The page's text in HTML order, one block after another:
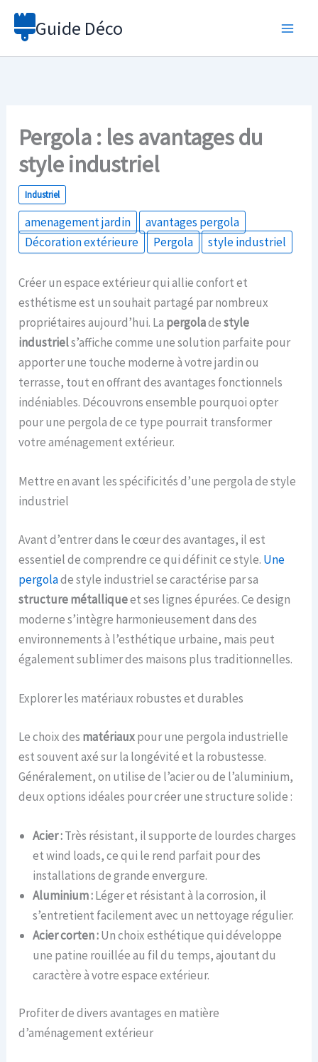
Aller
Guide Déco
Pergola : les avantages du
style industriel
Industriel
amenagement jardin
avantages pergola
Décoration extérieure
Pergola style industriel
Créer un espace extérieur qui allie confort et
esthétisme est un souhait partagé par nombreux
propriétaires aujourd’hui. La pergoladestyle
industriels’affiche comme une solution parfaite pour
apporter une touche moderne à votre jardin ou
terrasse, tout en offrant des avantages fonctionnels
indéniables. Découvrons ensemble pourquoi opter
pour une pergola de ce type pourrait transformer
votre aménagement extérieur.
Mettre en avant les spécificités d’une pergola de style
industriel
Avant d’entrer dans le cœur des avantages, il est
essentiel de comprendre ce qui définit ce style. Une
pergolade style industriel se caractérise par sa
structure métalliqueet ses lignes épurées. Ce design
moderne s’intègre harmonieusement dans des
environnements à l’esthétique urbaine, mais peut
également sublimer des maisons plus traditionnelles.
Explorer les matériaux robustes et durables
Le choix des matériauxpour une pergola industrielle
est souvent axé sur la longévité et la robustesse.
Généralement, on utilise de l’acier ou de l’aluminium,
deux options idéales pour créer une structure solide :
Acier :Très résistant, il supporte de lourdes charges
et wind loads, ce qui le rend parfait pour des
installations de grande envergure.
Aluminium :Léger et résistant à la corrosion, il
s’entretient facilement avec un nettoyage régulier.
Acier corten :Un choix esthétique qui développe
une patine rouillée au fil du temps, ajoutant du
caractère à votre espace extérieur.
Profiter de divers avantages en matière
d’aménagement extérieur